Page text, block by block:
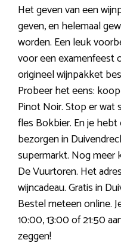
Het geven van een
geven, en helemaal
worden. Een leuk
voor een examenfeest
origineel wijnpakket
Probeer het eens:
Pinot Noir. Stop er wat
fles Bokbier. En je hebt
bezorgen in
supermarkt. Nog meer
De Vuurtoren. Het
wijncadeau. Gratis in
Bestel meteen online.
10:00, 13:00 of 21:50
zeggen!